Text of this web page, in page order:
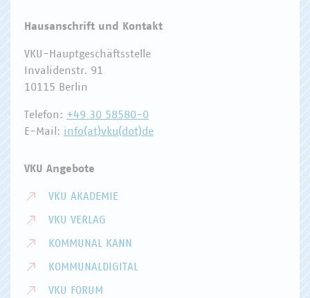
Hausanschrift und Kontakt
VKU-Hauptgeschäftsstelle
Invalidenstr. 91
10115 Berlin
Telefon: +49 30 58580-0
E-Mail: info(at)vku(dot)de
VKU Angebote
VKU AKADEMIE
VKU VERLAG
KOMMUNAL KANN
KOMMUNALDIGITAL
VKU FORUM